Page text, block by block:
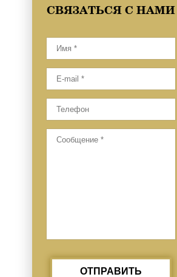
СВЯЗАТЬСЯ С НАМИ
ОТПРАВИТЬ